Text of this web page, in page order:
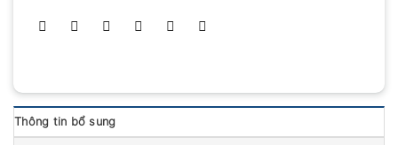
Thông tin bổ sung